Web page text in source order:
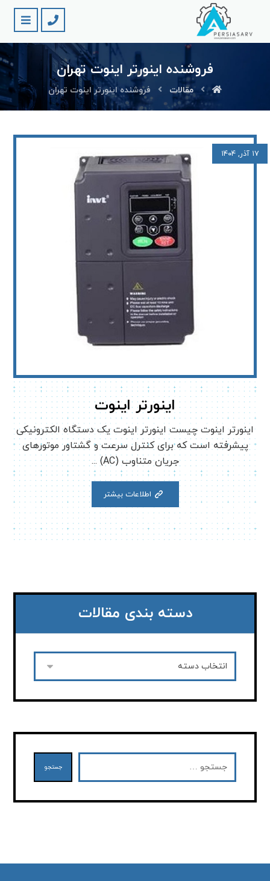
فروشنده اینورتر اینوت تهران
مقالات فروشنده اینورتر اینوت تهران
اینورتر اینوت
۱۷ آذر, ۱۴۰۴
اینورتر اینوت چیست اینورتر اینوت یک دستگاه الکترونیکی
پیشرفته است که برای کنترل سرعت و گشتاور موتورهای
جریان متناوب (AC) ...
اطلاعات بیشتر
دسته بندی مقالات
جستجو